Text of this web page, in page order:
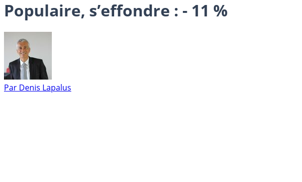
Populaire, s’effondre : - 11 %
Par Denis Lapalus